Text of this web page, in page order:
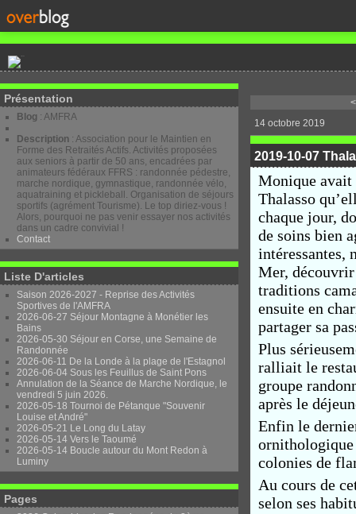
Présentation
Blog : AMFRA
Description : Association pour le Maintien en
Forme des Retraités Actifs. Activités proposées
aux seniors à partir de 50 ans, encadrées par
animateurs fédéraux FFRS : randonnée pédestre,
marche nordique, gymnastique, randonnée vélo,
aquatraining et pickleball. Organisation de séjours
sportifs (agrément Tourisme). Le top diriez-vous !
Alors, pourquoi ne pas venir essayer nos activités
dans un cadre convivial !
Contact
Liste D'articles
Saison 2026-2027 - Reprise des Activités
Sportives de l'AMFRA
2026-06-27 Séjour Montagne à Monétier les
Bains
2026-05-30 Séjour en Corse, une Semaine de
Randonnée
2026-06-11 De la Londe à la plage de l'Estagnol
2026-06-04 Sous les Feuillus de Saint Pons
Annulation de la Séance de Marche Nordique, le
vendredi 5 juin 2026.
2026-05-18 Tournoi de Pétanque "Souvenir
Louise et André"
2026-05-21 Le Long du Latay
2026-05-14 Vers le Taoumé
2026-05-14 Boucle autour du Mont Redon à
Luminy
Pages
14 octobre 2019
2019-10-07
Monique avait
Thalasso
chaque jour,
de soins bien
intéressantes,
Mer,
traditions
ensuite en
partager sa
Plus
ralliait le
groupe
après le
Enfin le
ornithologique
colonies de
Au cours de
selon ses